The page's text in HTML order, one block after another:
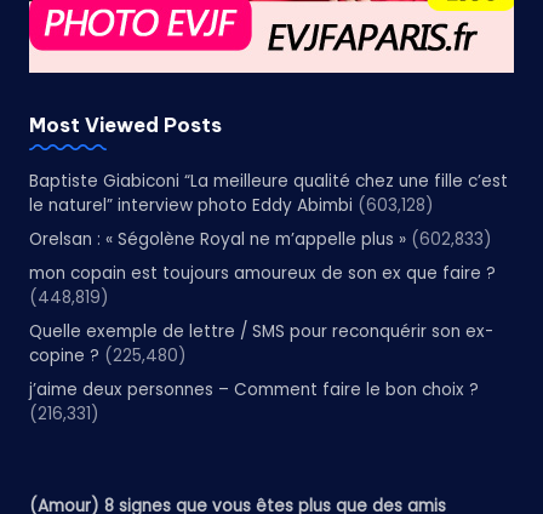
Most Viewed Posts
Baptiste Giabiconi “La meilleure qualité chez une fille c’est
le naturel” interview photo Eddy Abimbi (603,128)
Orelsan : « Ségolène Royal ne m’appelle plus » (602,833)
mon copain est toujours amoureux de son ex que faire ?
(448,819)
Quelle exemple de lettre / SMS pour reconquérir son ex-
copine ? (225,480)
j’aime deux personnes – Comment faire le bon choix ?
(216,331)
(Amour) 8 signes que vous êtes plus que des amis